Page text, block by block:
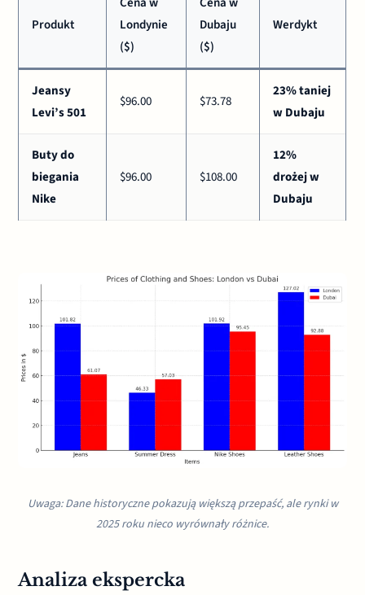
Produkt
Londynie
($)
Dubaju
($)
Werdykt
Jeansy
Levi’s 501
$96.00 $73.78
23% taniej
w Dubaju
Buty do
biegania
Nike
$96.00 $108.00
12%
drożej w
Dubaju
Uwaga: Dane historyczne pokazują większą przepaść, ale rynki w
2025 roku nieco wyrównały różnice.
Analiza ekspercka